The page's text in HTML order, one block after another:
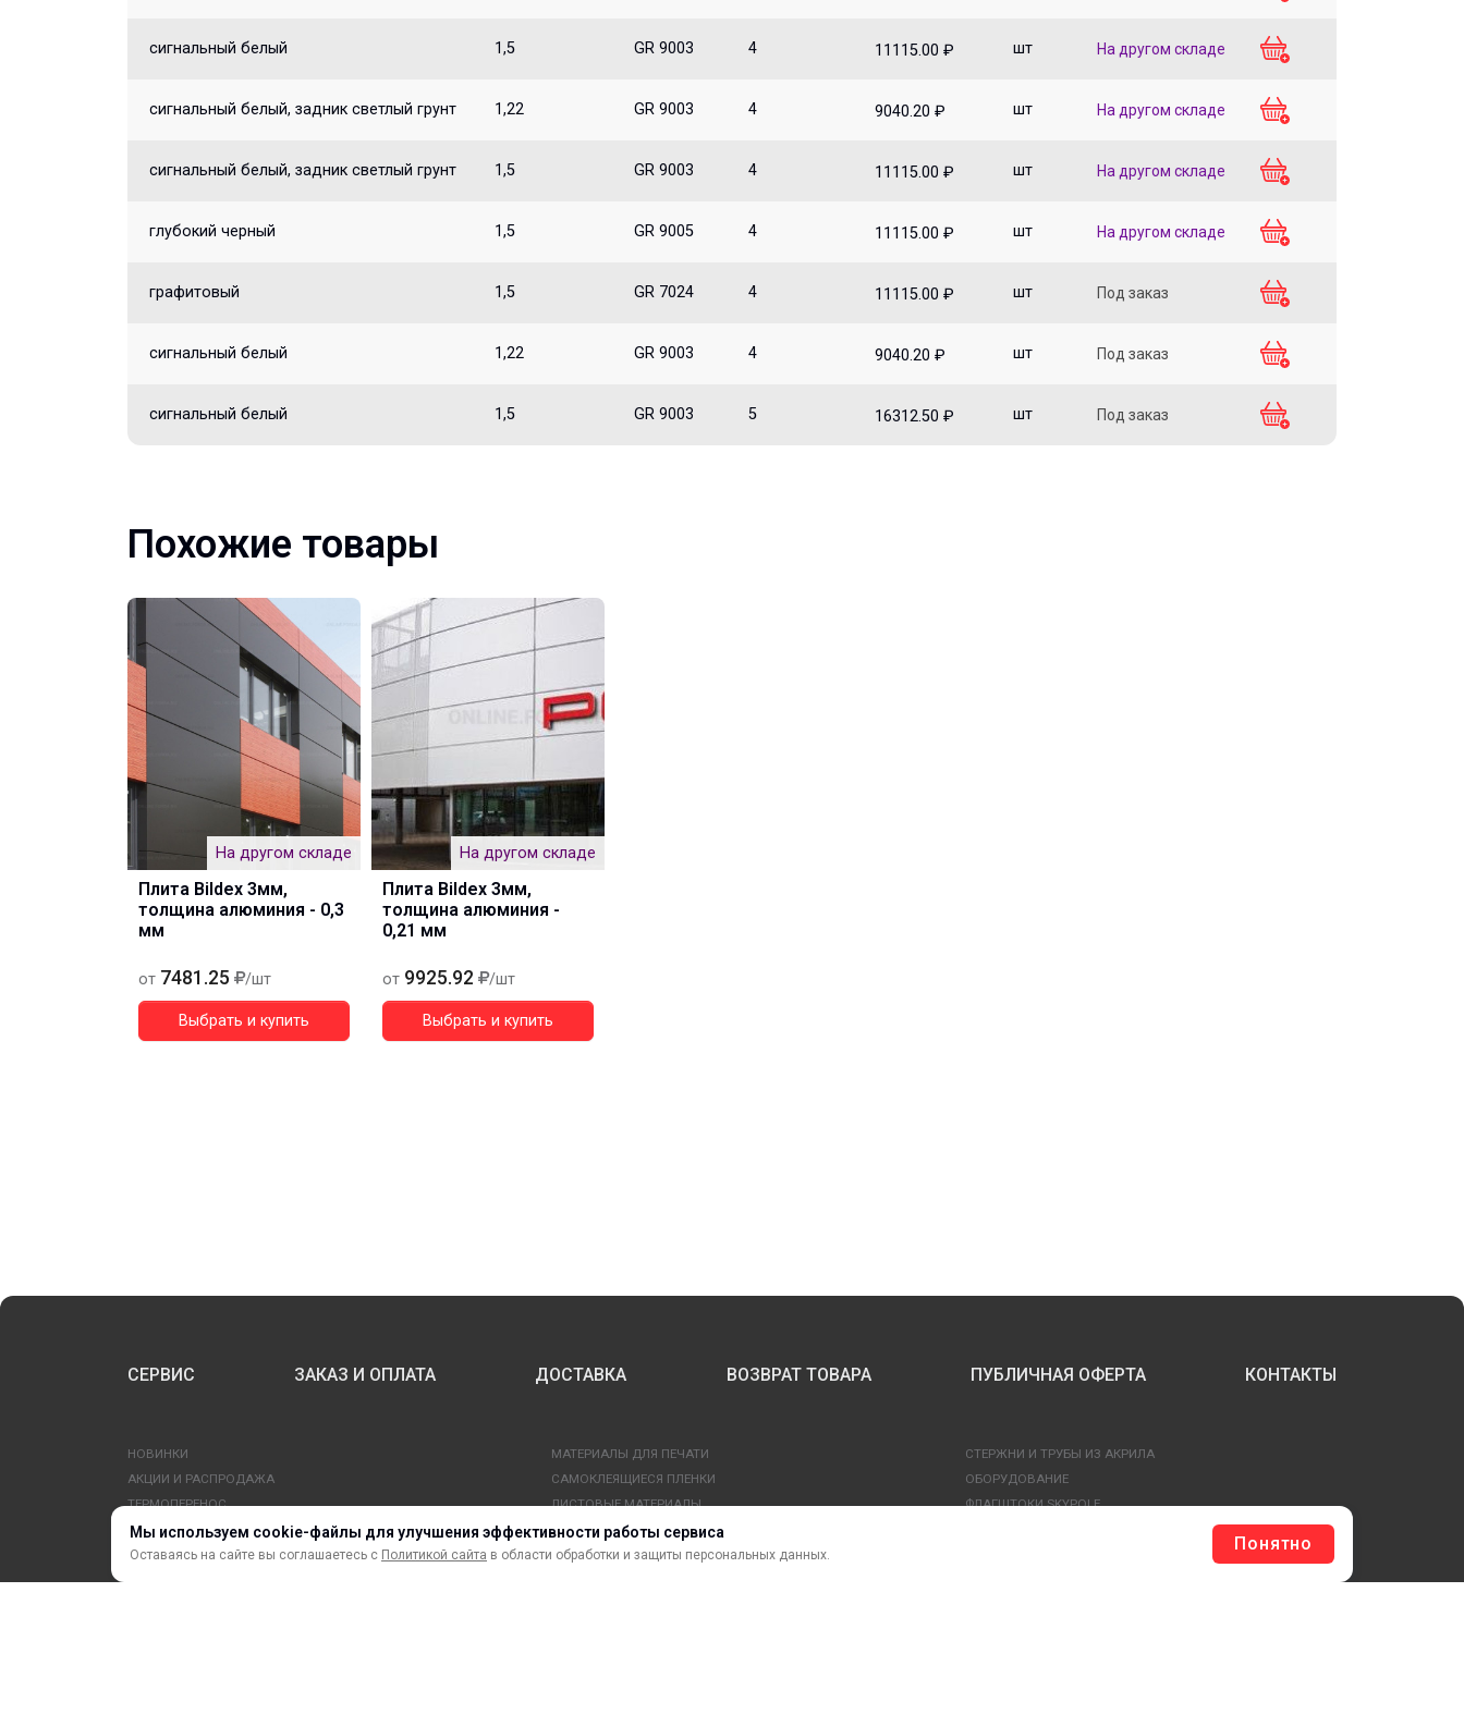
Мы используем cookie-файлы для улучшения эффективности работы сервиса
Оставаясь на сайте вы соглашаетесь с Политикой сайта в области обработки и защиты персональных данных.
Понятно
сигнальный белый 1,5 GR 9003 4 11115.00 ₽ шт На другом складе
сигнальный белый, задник светлый грунт 1,22 GR 9003 4 9040.20 ₽ шт На другом складе
сигнальный белый, задник светлый грунт 1,5 GR 9003 4 11115.00 ₽ шт На другом складе
глубокий черный 1,5 GR 9005 4 11115.00 ₽ шт На другом складе
графитовый 1,5 GR 7024 4 11115.00 ₽ шт Под заказ
сигнальный белый 1,22 GR 9003 4 9040.20 ₽ шт Под заказ
сигнальный белый 1,5 GR 9003 5 16312.50 ₽ шт Под заказ
Похожие товары
На другом складе
Плита Bildex 3мм,
толщина алюминия - 0,3
мм
от 7481.25 /шт
Выбрать и купить
На другом складе
Плита Bildex 3мм,
толщина алюминия -
0,21 мм
от 9925.92 /шт
Выбрать и купить
СЕРВИС ЗАКАЗ И ОПЛАТА ДОСТАВКА ВОЗВРАТ ТОВАРА ПУБЛИЧНАЯ ОФЕРТА КОНТАКТЫ
НОВИНКИ
АКЦИИ И РАСПРОДАЖА
ТЕРМОПЕРЕНОС
МАТЕРИАЛЫ ДЛЯ ПЕЧАТИ
САМОКЛЕЯЩИЕСЯ ПЛЕНКИ
ЛИСТОВЫЕ МАТЕРИАЛЫ
СТЕРЖНИ И ТРУБЫ ИЗ АКРИЛА
ОБОРУДОВАНИЕ
ФЛАГШТОКИ SKYPOLE
ПРОФИЛИ И ПРОФИЛЬНЫЕ СИСТЕМЫ
КРАСКИ, ЧЕРНИЛА, КАРТРИДЖИ
УСЛУГИ И СЕРВИС
ИНСТРУМЕНТ